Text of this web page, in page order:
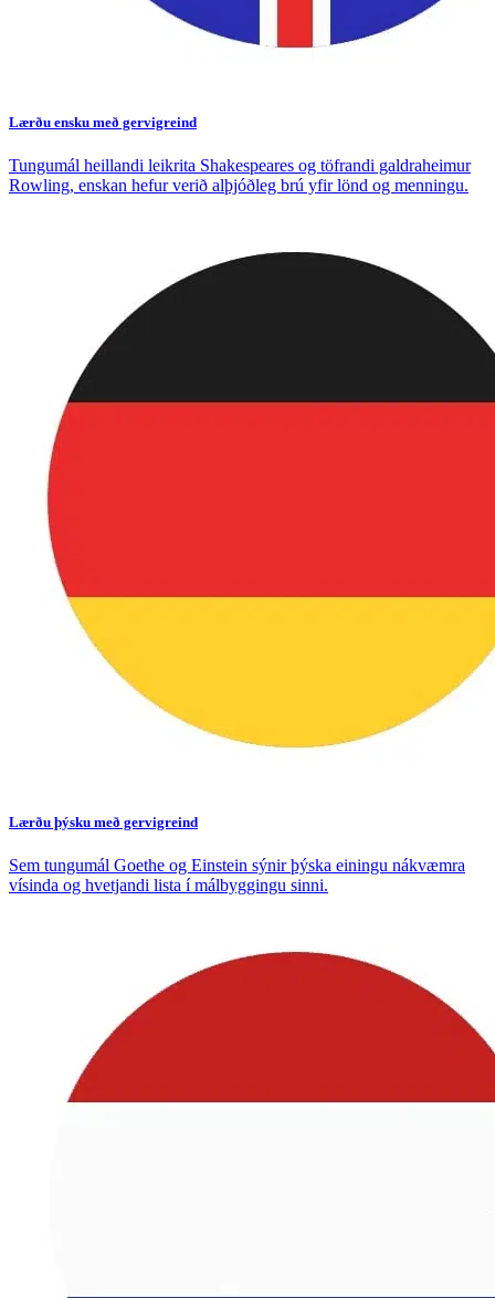
Lærðu ensku með gervigreind
Tungumál heillandi leikrita Shakespeares og töfrandi galdraheimur
Rowling, enskan hefur verið alþjóðleg brú yfir lönd og menningu.
Lærðu þýsku með gervigreind
Sem tungumál Goethe og Einstein sýnir þýska einingu nákvæmra
vísinda og hvetjandi lista í málbyggingu sinni.